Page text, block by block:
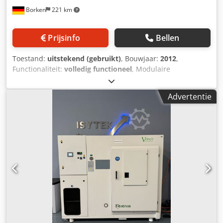
Bevochtigings- en ontvochtigingssysteem, testruimte van
750 mm Breedte 1270 mm Buitenafmetingen: Hoogte 1985
mm Diepte 980 mm Breedte 2320 mm Buitenafmetingen
kijkvenster Interface voor computerverbinding Aansluiting
3/N/PE 400V ±10% 50Hz CE-markering, mobiel, zeer goede
staat Buisdoorvoer ∅ 50 mm Luchtkoeling Koelmiddel
R404A Gewicht ca. 480 kg + 130 kg verlichtingsmodule
Borken 221 km
Prijsinfo Bellen
Toestand: uitstekend (gebruikt), Bouwjaar: 2012,
Functionaliteit: volledig functioneel, Modulaire
plantengroeikasten Fitotron®, type HGC 1014 V inclusief
verlichtingsmodule HQI-T en Krypton Temperatuurbereik
-10°C - + 45°C voor temperatuurtesten Testkamervolume
ca. 1300l Simpac-besturing Dodpfx Ahev Ivnzeyeck
netwerkverbinding USB-poort De plantengroeikamers van
de Fitotron® HGC-serie zijn gebaseerd op een modulair
ontwerp. Indien nodig kunnen afzonderlijke modules
worden toegevoegd of vervangen. Hierdoor kunnen ze
worden aangepast aan verschillende toepassingen. Ze zijn
geschikt voor planten met een hoge lichtbehoefte, zoals
tarwe, maïs, katoen, rijst en C4-planten. Verlichting HQI-
BT-400 W/D en 100 W, Temperatuurbereik -10°C tot +45°C
Temperatuurafwijking in de tijd ± 0,5 K Vochtigheidsbereik
40% tot 95% Dauwpuntbereik +4°C tot +35°C
Advertentie